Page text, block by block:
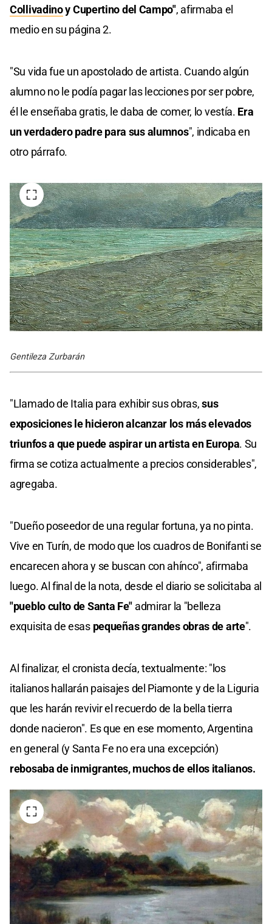
Collivadinoy Cupertino del Campo", afirmaba el
medio en su página 2.
"Su vida fue un apostolado de artista. Cuando algún
alumno no le podía pagar las lecciones por ser pobre,
él le enseñaba gratis, le daba de comer, lo vestía. Era
un verdadero padre para sus alumnos", indicaba en
otro párrafo.
Gentileza Zurbarán
"Llamado de Italia para exhibir sus obras,sus
exposiciones le hicieron alcanzar los más elevados
triunfos a que puede aspirar un artista en Europa. Su
firma se cotiza actualmente a precios considerables",
agregaba.
"Dueño poseedor de una regular fortuna, ya no pinta.
Vive en Turín, de modo que los cuadros de Bonifanti se
encarecen ahora y se buscan con ahínco", afirmaba
luego. Al final de la nota, desde el diario se solicitaba al
"pueblo culto de Santa Fe" admirar la "belleza
exquisita de esas pequeñas grandes obras de arte".
Al finalizar, el cronista decía, textualmente: "los
italianos hallarán paisajes del Piamonte y de la Liguria
que les harán revivir el recuerdo de la bella tierra
donde nacieron". Es que en ese momento, Argentina
en general (y Santa Fe no era una excepción)
rebosaba de inmigrantes, muchos de ellos italianos.